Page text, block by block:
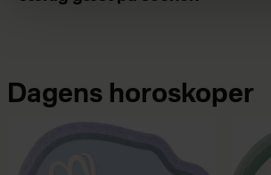
Dagens horoskoper